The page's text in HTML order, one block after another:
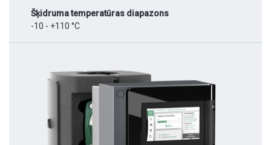
Šķidruma temperatūras diapazons
-10 - +110 °C